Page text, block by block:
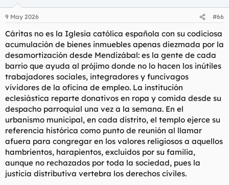
e
:
9 May 2026 #66
Cáritas no es la Iglesia católica española con su codiciosa
acumulación de bienes inmuebles apenas diezmada por la
desamortización desde Mendizábal: es la gente de cada
barrio que ayuda al prójimo donde no lo hacen los inútiles
trabajadores sociales, integradores y funcivagos
vividores de la oficina de empleo. La institución
eclesiástica reparte donativos en ropa y comida desde su
despacho parroquial una vez a la semana. En el
urbanismo municipal, en cada distrito, el templo ejerce su
referencia histórica como punto de reunión al llamar
afuera para congregar en los valores religiosos a aquellos
hambrientos, harapientos, excluidos por su familia,
aunque no rechazados por toda la sociedad, pues la
justicia distributiva vertebra los derechos civiles.